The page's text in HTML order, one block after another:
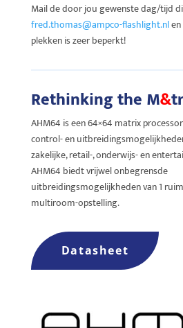
Mail de door jou gewenste dag/tijd
fred.thomas@ampco-flashlight.nlen
plekken is zeer beperkt!
Rethinking the M&
AHM64 is een 64×64 matrix
control- en
zakelijke, retail-, onderwijs- en
AHM64 biedt vrijwel onbegrensde
uitbreidingsmogelijkheden van 1
multiroom-opstelling.
Datasheet